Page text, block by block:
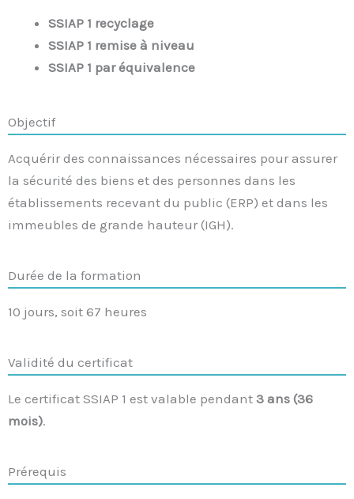
SSIAP 1 recyclage
SSIAP 1 remise à niveau
SSIAP 1 par équivalence
Objectif
Acquérir des connaissances nécessaires pour assurer
la sécurité des biens et des personnes dans les
établissements recevant du public (ERP) et dans les
immeubles de grande hauteur (IGH).
Durée de la formation
10 jours, soit 67 heures
Validité du certificat
Le certificat SSIAP 1 est valable pendant 3 ans (36
mois).
Prérequis